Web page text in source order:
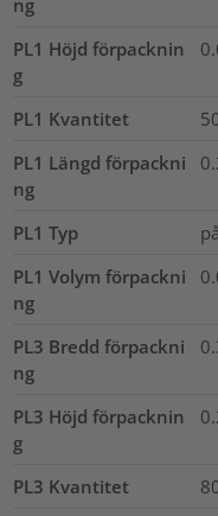
PL1 Höjd förpacknin
g
PL1 Kvantitet
PL1 Längd förpackni
ng
PL1 Typ
PL1 Volym förpackni
ng
PL3 Bredd förpackni
ng
PL3 Höjd förpacknin
g
PL3 Kvantitet